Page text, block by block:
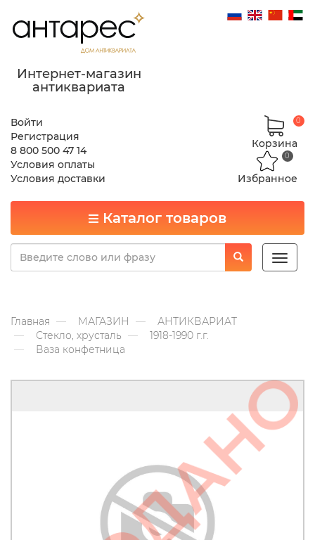
Интернет-магазин
антиквариата
Войти
Регистрация
8 800 500 47 14
Условия оплаты
Условия доставки
Корзина
0
Избранное
0
Каталог товаров
Toggle
Главная МАГАЗИН
АНТИКВАРИАТ
Стекло, хрусталь
1918-1990 г.г.
Ваза конфетница